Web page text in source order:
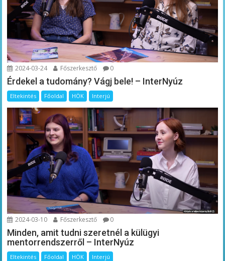
2024-03-24 Főszerkesztő 0
Érdekel a tudomány? Vágj bele! – InterNyúz
Eltekintés Főoldal HÖK Interjú
2024-03-10 Főszerkesztő 0
Minden, amit tudni szeretnél a külügyi
mentorrendszerről – InterNyúz
Eltekintés Főoldal HÖK Interjú